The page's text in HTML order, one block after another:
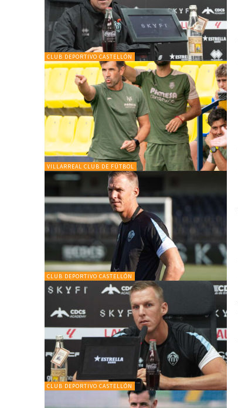
CLUB DEPORTIVO CASTELLÓN
VILLARREAL CLUB DE FÚTBOL
CLUB DEPORTIVO CASTELLÓN
CLUB DEPORTIVO CASTELLÓN